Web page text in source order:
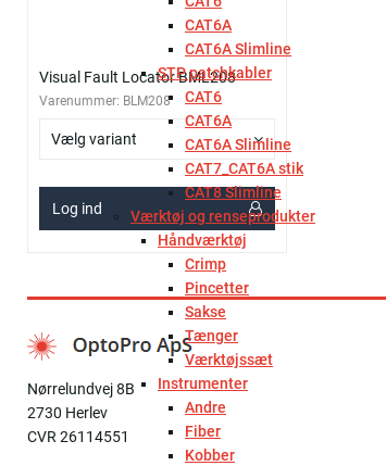
CAT6A
CAT6A Slimline
STP patchkabler
CAT6
CAT6A
CAT6A Slimline
CAT7_CAT6A stik
CAT8 Slimline
Værktøj og renseprodukter
Håndværktøj
Crimp
Pincetter
Sakse
Tænger
Værktøjssæt
Instrumenter
Andre
Fiber
Kobber
Visual Fault Locator BML208
Varenummer: BLM208
Vælg variant
Log ind
Nørrelundvej 8B
2730 Herlev
CVR 26114551